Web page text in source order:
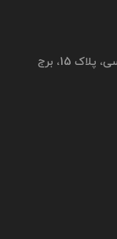
تهران، شهرک اکباتان، فاز یک، بلوار نفیسی، پلاک 15، برج